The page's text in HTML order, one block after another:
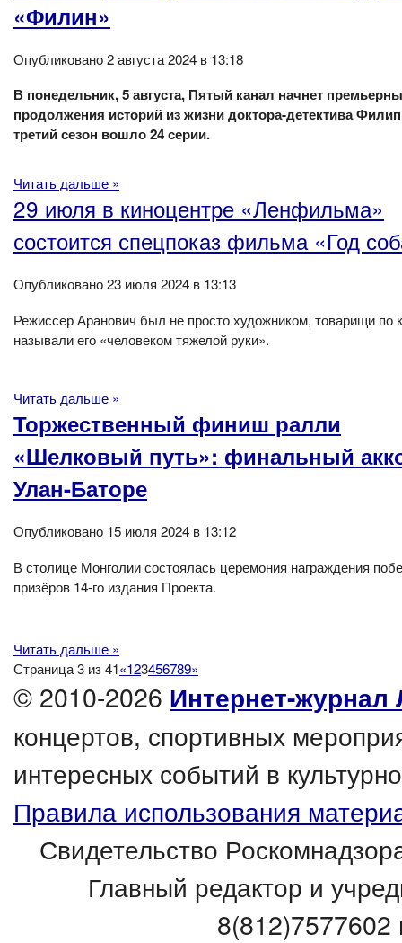
«Филин»
Опубликовано 2 августа 2024 в 13:18
В понедельник, 5 августа, Пятый канал начнет
продолжения историй из жизни доктора-детектива
третий сезон вошло 24 серии.
Читать дальше »
29 июля в киноцентре «Ленфильма»
состоится спецпоказ фильма «Год
Опубликовано 23 июля 2024 в 13:13
Режиссер Аранович был не просто художником, товарищи по
называли его «человеком тяжелой руки».
Читать дальше »
Торжественный финиш ралли
«Шелковый путь»: финальный
Улан-Баторе
Опубликовано 15 июля 2024 в 13:12
В столице Монголии состоялась церемония награждения
призёров 14-го издания Проекта.
Читать дальше »
Страница 3 из 41«123456789»
© 2010-2026 Интернет-журнал
концертов, спортивных
интересных событий в
Правила использования
Свидетельство
Главный редактор и
8(812)7577602